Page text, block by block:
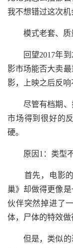
我不想错过这次机
模式老套、质
回望2017年到
影市场能否大卖
影，上映之后反响
尽管有档期、
市场得到很好的
硬。
原因1：类型不
首先，电影的
巢》却做得更像
伙伴突然掉进了
体，尸体的特效做
但是，类似的